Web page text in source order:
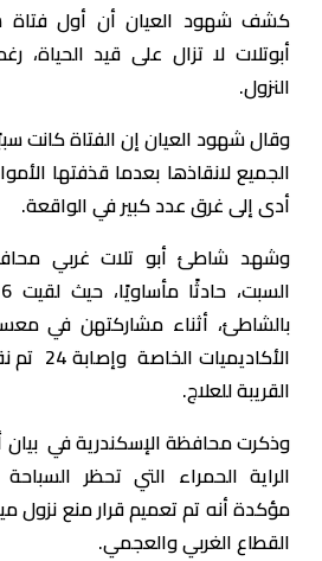
كشف شهود العيان أن أول فتاة
أبوتلات لا تزال على قيد الحياة،
النزول.
وقال شهود العيان إن الفتاة كانت
الجميع لانقاذها بعدما قذفتها
أدى إلى غرق عدد كبير في الواقعة.
وشهد شاطئ أبو تلات غربي
بالشاطئ، أثناء مشاركتهن في
القريبة للعلاج.
وذكرت محافظة الإسكندرية في بيان
الراية الحمراء التي تحظر
مؤكدة أنه تم تعميم قرار منع نزول
القطاع الغربي والعجمي.